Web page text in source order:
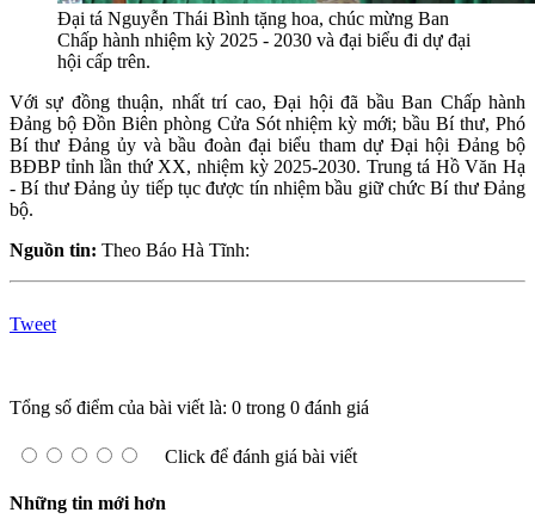
Đại tá Nguyễn Thái Bình tặng hoa, chúc mừng Ban
Chấp hành nhiệm kỳ 2025 - 2030 và đại biểu đi dự đại
hội cấp trên.
Với sự đồng thuận, nhất trí cao, Đại hội đã bầu Ban Chấp hành
Đảng bộ Đồn Biên phòng Cửa Sót nhiệm kỳ mới; bầu Bí thư, Phó
Bí thư Đảng ủy và bầu đoàn đại biểu tham dự Đại hội Đảng bộ
BĐBP tỉnh lần thứ XX, nhiệm kỳ 2025-2030. Trung tá Hồ Văn Hạ
- Bí thư Đảng ủy tiếp tục được tín nhiệm bầu giữ chức Bí thư Đảng
bộ.
Nguồn tin: Theo Báo Hà Tĩnh:
Tweet
Tổng số điểm của bài viết là: 0 trong 0 đánh giá
Click để đánh giá bài viết
Những tin mới hơn